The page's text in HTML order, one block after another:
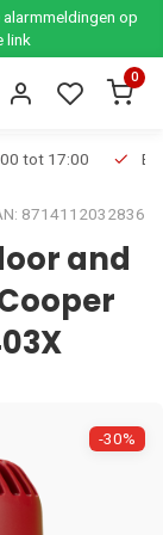
alarmmeldingen op
link
0
tot 17:00
8714112032836
and
-30%